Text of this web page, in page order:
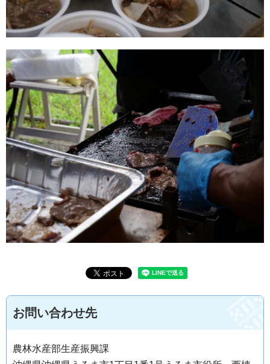
お問い合わせ先
農林水産部生産振興課